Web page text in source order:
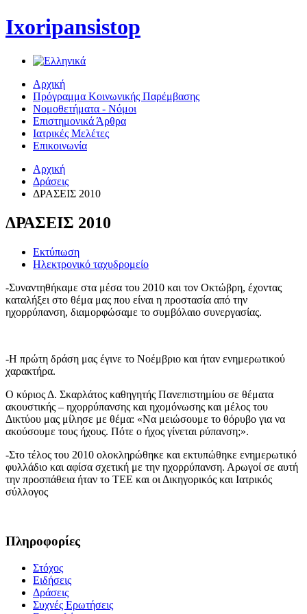
Ixoripansistop
Αρχική
Πρόγραμμα Κοινωνικής Παρέμβασης
Νομοθετήματα - Νόμοι
Επιστημονικά Άρθρα
Ιατρικές Μελέτες
Επικοινωνία
Αρχική
Δράσεις
ΔΡΑΣΕΙΣ 2010
ΔΡΑΣΕΙΣ 2010
Εκτύπωση
Ηλεκτρονικό ταχυδρομείο
-Συναντηθήκαμε στα μέσα του 2010 και τον Οκτώβρη, έχοντας
καταλήξει στο θέμα μας που είναι η προστασία από την
ηχορρύπανση, διαμορφώσαμε το συμβόλαιο συνεργασίας.
-Η πρώτη δράση μας έγινε το Νοέμβριο και ήταν ενημερωτικού
χαρακτήρα.
Ο κύριος Δ. Σκαρλάτος καθηγητής Πανεπιστημίου σε θέματα
ακουστικής – ηχορρύπανσης και ηχομόνωσης και μέλος του
Δικτύου μας μίλησε με θέμα: «Να μειώσουμε το θόρυβο για να
ακούσουμε τους ήχους. Πότε ο ήχος γίνεται ρύπανση;».
-Στο τέλος του 2010 ολοκληρώθηκε και εκτυπώθηκε ενημερωτικό
φυλλάδιο και αφίσα σχετική με την ηχορρύπανση. Αρωγοί σε αυτή
την προσπάθεια ήταν το ΤΕΕ και οι Δικηγορικός και Ιατρικός
σύλλογος
Πληροφορίες
Στόχος
Ειδήσεις
Δράσεις
Συχνές Ερωτήσεις